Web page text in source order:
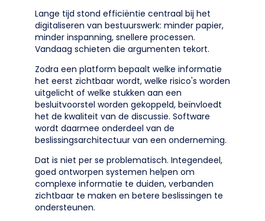
Lange tijd stond efficiëntie centraal bij het
digitaliseren van bestuurswerk: minder papier,
minder inspanning, snellere processen.
Vandaag schieten die argumenten tekort.
Zodra een platform bepaalt welke informatie
het eerst zichtbaar wordt, welke risico's worden
uitgelicht of welke stukken aan een
besluitvoorstel worden gekoppeld, beïnvloedt
het de kwaliteit van de discussie. Software
wordt daarmee onderdeel van de
beslissingsarchitectuur van een onderneming.
Dat is niet per se problematisch. Integendeel,
goed ontworpen systemen helpen om
complexe informatie te duiden, verbanden
zichtbaar te maken en betere beslissingen te
ondersteunen.